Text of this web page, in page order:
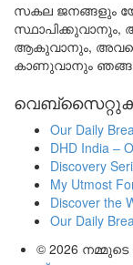
സകല ജനങ്ങളും
സ്ഥാപിക്കുവാനും,
ആകുവാനും,
കാണുവാനും
Our Daily
DHD India –
Discovery
My Utmost
Discover the
Our Daily
© 2026 നമ്മുടെ